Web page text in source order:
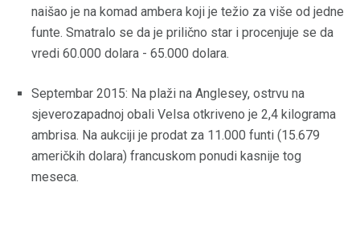
naišao je na komad ambera koji je težio za više od jedne
funte. Smatralo se da je prilično star i procenjuje se da
vredi 60.000 dolara - 65.000 dolara.
Septembar 2015: Na plaži na Anglesey, ostrvu na
sjeverozapadnoj obali Velsa otkriveno je 2,4 kilograma
ambrisa. Na aukciji je prodat za 11.000 funti (15.679
američkih dolara) francuskom ponudi kasnije tog
meseca.